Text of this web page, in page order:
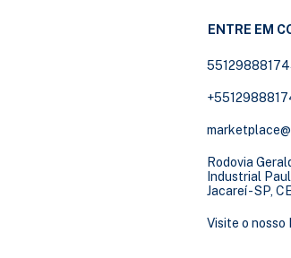
ENTRE EM
Rodovia
Industrial
Jacareí - SP,
Visite o nosso